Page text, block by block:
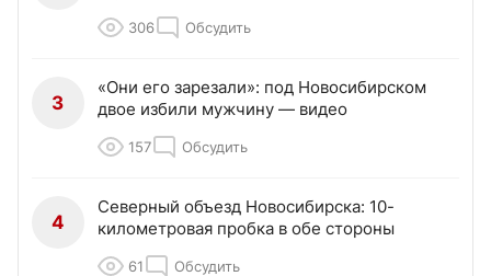
306 Обсудить
3
«Они его зарезали»: под Новосибирском
двое избили мужчину — видео
157 Обсудить
4
Северный объезд Новосибирска: 10-
километровая пробка в обе стороны
61 Обсудить